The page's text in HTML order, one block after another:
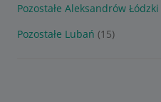
Pozostałe Aleksandrów Łódzki
Pozostałe Lubań (15)